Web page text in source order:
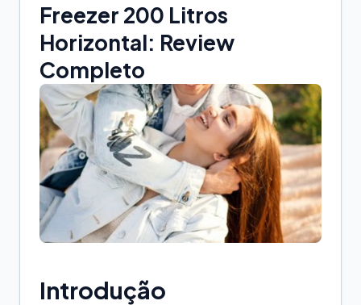
Freezer 200 Litros
Horizontal: Review
Completo
Introdução